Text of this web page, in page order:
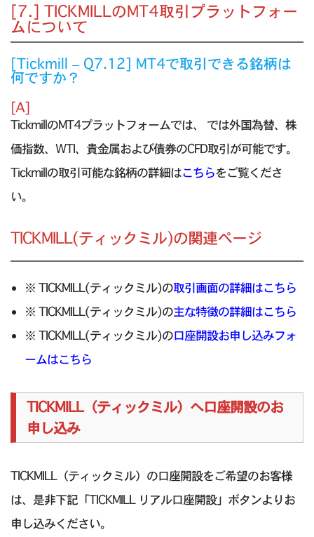
[7.] TICKMILLのMT4取引プラットフォー
ムについて
[Tickmill – Q7.12] MT4で取引できる銘柄は
何ですか？
[A]
TickmillのMT4プラットフォームでは、 では外国為替、株
価指数、WTI、貴金属および債券のCFD取引が可能です。
Tickmillの取引可能な銘柄の詳細はこちらをご覧くださ
い。
TICKMILL(ティックミル)の関連ページ
※ TICKMILL(ティックミル)の取引画面の詳細はこちら
※ TICKMILL(ティックミル)の主な特徴の詳細はこちら
※ TICKMILL(ティックミル)の口座開設お申し込みフォ
ームはこちら
TICKMILL（ティックミル）へ口座開設のお
申し込み
TICKMILL（ティックミル）の口座開設をご希望のお客様
は、是非下記「TICKMILL リアル口座開設」ボタンよりお
申し込みください。